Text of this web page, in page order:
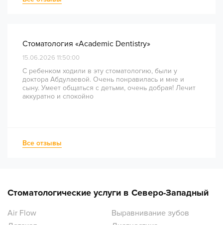
комфортно и безболезненно. Рекомендую всем, кто
Стоматология «Academic Dentistry»
15.06.2026 11:50:00
С ребенком ходили в эту стоматологию, были у
доктора Абдулаевой. Очень понравилась и мне и
сыну. Умеет общаться с детьми, очень добрая! Лечит
аккуратно и спокойно
Все отзывы
Стоматологические услуги в Северо-Западный
Air Flow
Выравнивание зубов